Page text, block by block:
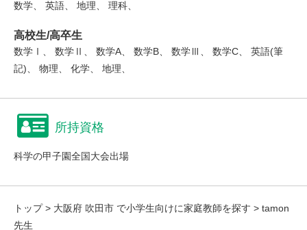
数学、 英語、 地理、 理科、
高校生/高卒生
数学Ⅰ、 数学Ⅱ、 数学A、 数学B、 数学Ⅲ、 数学C、 英語(筆
記)、 物理、 化学、 地理、
所持資格
科学の甲子園全国大会出場
トップ> 大阪府 吹田市 で小学生向けに家庭教師を探す > tamon
先生